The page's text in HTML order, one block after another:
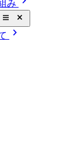
み
close_small
chevron_right